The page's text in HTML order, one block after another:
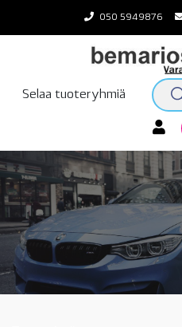
content
050 5949876
Selaa tuoteryhmiä